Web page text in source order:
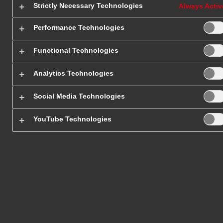
Wybierz webinar, zostaw swój
mailowy i uzyskaj do niego
Strictly Necessary Technologies Always
Performance Technologies
Functional Technologies
Analytics Technologies
Social Media Technologies
YouTube Technologies